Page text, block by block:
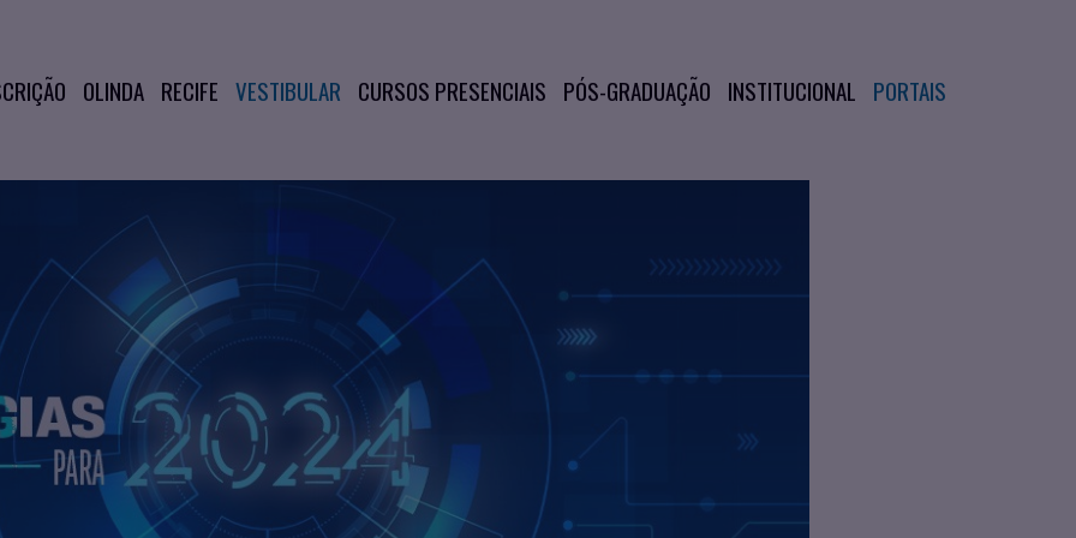
OLINDA RECIFE VESTIBULAR CURSOS PRESENCIAIS PÓS-GRADUAÇÃO INSTITUCIONAL PORTAIS